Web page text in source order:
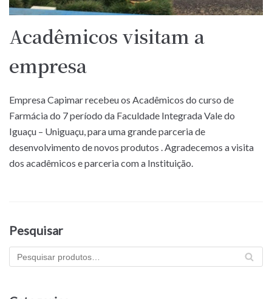
Acadêmicos visitam a
empresa
Empresa Capimar recebeu os Acadêmicos do curso de
Farmácia do 7 período da Faculdade Integrada Vale do
Iguaçu – Uniguaçu, para uma grande parceria de
desenvolvimento de novos produtos . Agradecemos a visita
dos acadêmicos e parceria com a Instituição.
Pesquisar
PES